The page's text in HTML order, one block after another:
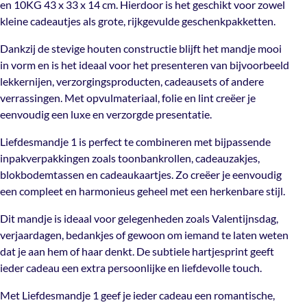
Materiaal Plywood
Artikelnummer TP-911246,TP-911247, TP-
911248,TP-911249,TP-911250
Enkel- of
Dubbelzijdige
opdruk
Dubbelzijdig
mooi in vorm en is het ideaal voor het presenteren van
bijvoorbeeld lekkernijen, verzorgingsproducten,
folie en lint creëer je eenvoudig een luxe en verzorgde
presentatie.
Liefdesmandje 1 is perfect te combineren met
bijpassende inpakverpakkingen zoals toonbankrollen,
creëer je eenvoudig een compleet en harmonieus geheel
met een herkenbare stijl.
Dit mandje is ideaal voor gelegenheden zoals
iemand te laten weten dat je aan hem of haar denkt. De
subtiele hartjesprint geeft ieder cadeau een extra
persoonlijke en liefdevolle touch.
romantische, stijlvolle en perfect afgestemde presentatie.
en 10KG 43 x 33 x 14 cm. Hierdoor is het geschikt voor zowel
kleine cadeautjes als grote, rijkgevulde geschenkpakketten.
Dankzij de stevige houten constructie blijft het mandje mooi
in vorm en is het ideaal voor het presenteren van bijvoorbeeld
lekkernijen, verzorgingsproducten, cadeausets of andere
verrassingen. Met opvulmateriaal, folie en lint creëer je
eenvoudig een luxe en verzorgde presentatie.
Liefdesmandje 1 is perfect te combineren met bijpassende
inpakverpakkingen zoals toonbankrollen, cadeauzakjes,
blokbodemtassen en cadeaukaartjes. Zo creëer je eenvoudig
een compleet en harmonieus geheel met een herkenbare stijl.
Dit mandje is ideaal voor gelegenheden zoals Valentijnsdag,
verjaardagen, bedankjes of gewoon om iemand te laten weten
dat je aan hem of haar denkt. De subtiele hartjesprint geeft
ieder cadeau een extra persoonlijke en liefdevolle touch.
Met Liefdesmandje 1 geef je ieder cadeau een romantische,